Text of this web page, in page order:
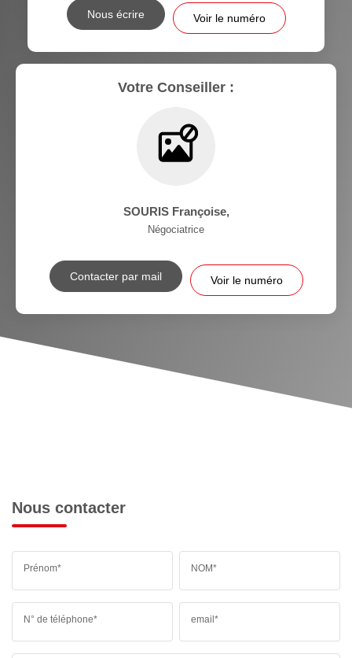
Nous écrire Voir le numéro
Votre Conseiller :
SOURIS Françoise,
Négociatrice
Contacter par mail Voir le numéro
Nous contacter
Prénom* NOM*
N° de téléphone* email*